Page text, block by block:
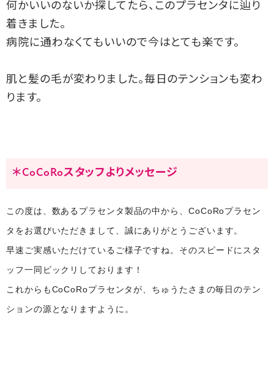
何かいいのないか探してたら、このプラセンタに辿り
着きました。
病院に通わなくてもいいので今はとても楽です。
肌と髪の毛が変わりました。毎日のテンションも変わ
ります。
＊CoCoRoスタッフよりメッセージ
この度は、数あるプラセンタ製品の中から、CoCoRoプラセン
タをお選びいただきまして、誠にありがとうございます。
早速ご実感いただけているご様子ですね。そのスピードにスタ
ッフ一同ビックリしております！
これからもCoCoRoプラセンタが、ちゅうたさまの毎日のテン
ションの源となりますように。